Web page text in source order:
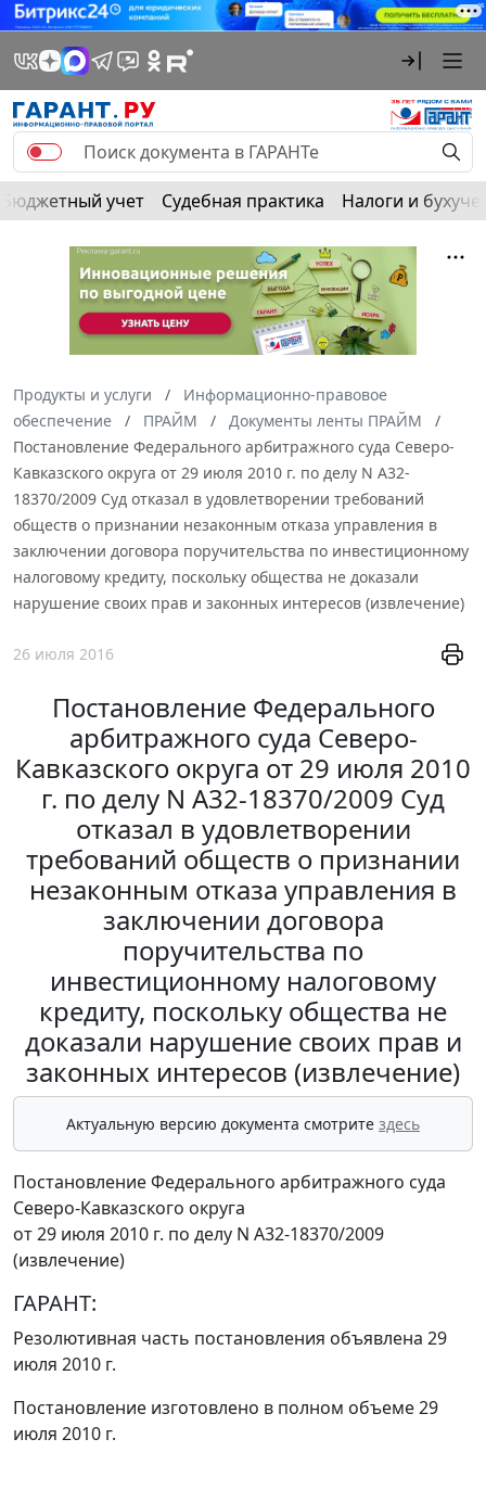
Бюджетный учет Судебная практика Налоги и
Продукты и услуги
Информационно-правовое
обеспечение
ПРАЙМ
Документы ленты ПРАЙМ
Постановление Федерального арбитражного суда Северо-
Кавказского округа от 29 июля 2010 г. по делу N А32-
18370/2009 Суд отказал в удовлетворении требований
обществ о признании незаконным отказа управления в
заключении договора поручительства по инвестиционному
налоговому кредиту, поскольку общества не доказали
нарушение своих прав и законных интересов (извлечение)
26 июля 2016
Постановление Федерального
арбитражного суда Северо-
Кавказского округа от 29 июля 2010
г. по делу N А32-18370/2009 Суд
отказал в удовлетворении
требований обществ о признании
незаконным отказа управления в
заключении договора
поручительства по
инвестиционному налоговому
кредиту, поскольку общества не
доказали нарушение своих прав и
законных интересов (извлечение)
Актуальную версию документа смотрите здесь
Постановление Федерального арбитражного суда
Северо-Кавказского округа
от 29 июля 2010 г. по делу N А32-18370/2009
(извлечение)
ГАРАНТ:
Резолютивная часть постановления объявлена 29
июля 2010 г.
Постановление изготовлено в полном объеме 29
июля 2010 г.